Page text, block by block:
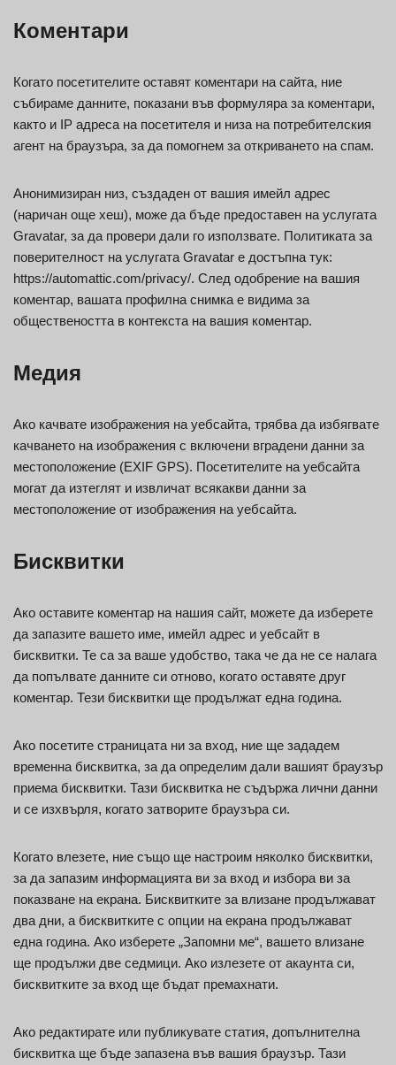
Коментари
Когато посетителите оставят коментари на сайта, ние
събираме данните, показани във формуляра за коментари,
както и IP адреса на посетителя и низа на потребителския
агент на браузъра, за да помогнем за откриването на спам.
Анонимизиран низ, създаден от вашия имейл адрес
(наричан още хеш), може да бъде предоставен на услугата
Gravatar, за да провери дали го използвате. Политиката за
поверителност на услугата Gravatar е достъпна тук:
https://automattic.com/privacy/. След одобрение на вашия
коментар, вашата профилна снимка е видима за
обществеността в контекста на вашия коментар.
Медия
Ако качвате изображения на уебсайта, трябва да избягвате
качването на изображения с включени вградени данни за
местоположение (EXIF GPS). Посетителите на уебсайта
могат да изтеглят и извличат всякакви данни за
местоположение от изображения на уебсайта.
Бисквитки
Ако оставите коментар на нашия сайт, можете да изберете
да запазите вашето име, имейл адрес и уебсайт в
бисквитки. Те са за ваше удобство, така че да не се налага
да попълвате данните си отново, когато оставяте друг
коментар. Тези бисквитки ще продължат една година.
Ако посетите страницата ни за вход, ние ще зададем
временна бисквитка, за да определим дали вашият браузър
приема бисквитки. Тази бисквитка не съдържа лични данни
и се изхвърля, когато затворите браузъра си.
Когато влезете, ние също ще настроим няколко бисквитки,
за да запазим информацията ви за вход и избора ви за
показване на екрана. Бисквитките за влизане продължават
два дни, а бисквитките с опции на екрана продължават
една година. Ако изберете „Запомни ме“, вашето влизане
ще продължи две седмици. Ако излезете от акаунта си,
бисквитките за вход ще бъдат премахнати.
Ако редактирате или публикувате статия, допълнителна
бисквитка ще бъде запазена във вашия браузър. Тази